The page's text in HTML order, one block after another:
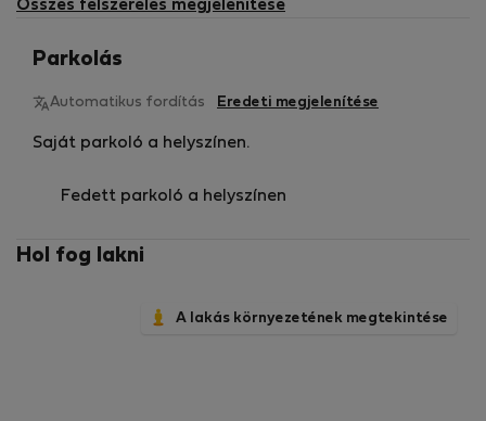
⏩️ Önálló bejelentkezés kulcsos zárható doboz
küldjük el).
Házirend
🔴 Tilos a dohányzás
Összes felszerelés megjelenítése
Parkolás
Automatikus fordítás Eredeti megjelenítése
Saját parkoló a helyszínen.
Fedett parkoló a helyszínen
Hol fog lakni
A lakás környezetének megtekintése